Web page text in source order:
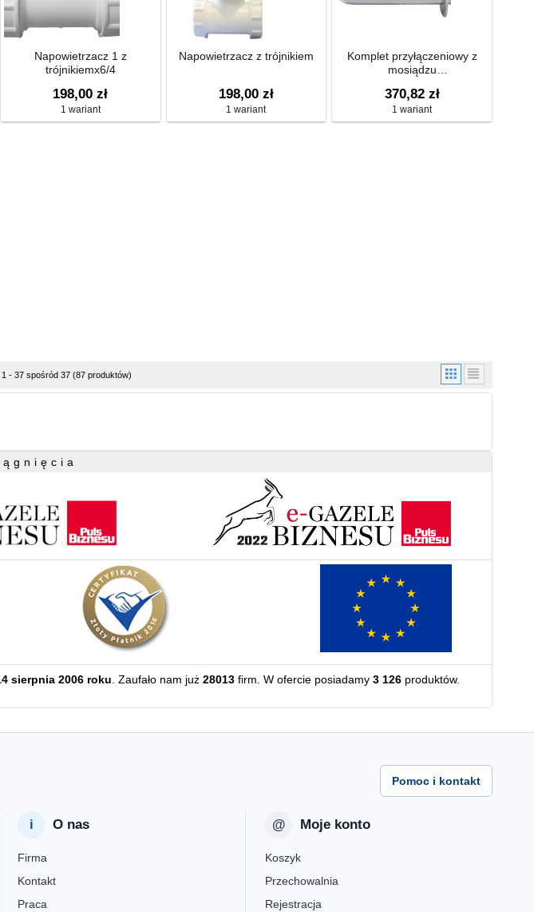
Napowietrzacz 1 z
trójnikiemx6/4
198,00 zł
1 wariant
Napowietrzacz z trójnikiem
198,00 zł
1 wariant
Komplet przyłączeniowy z
mosiądzu
370,82 zł
1 wariant
- 37 spośród 37 (87 produktów)
sierpnia 2006 roku. Zaufało nam już 28013 firm. W ofercie posiadamy 3 126 produktów.
Pomoc i kontakt
O nas
Firma
Kontakt
Praca
Moje konto
Koszyk
Przechowalnia
Rejestracja